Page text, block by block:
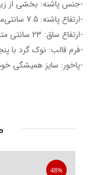
-جنس پاشنه: بخشی از
-ارتفاع پاشنه: 7.5 سانتی‌متر
-ارتفاع ساق: 23 سانتی متر
-فرم قالب: نوک گرد با
-پاخور: سایز همیشگی
48%